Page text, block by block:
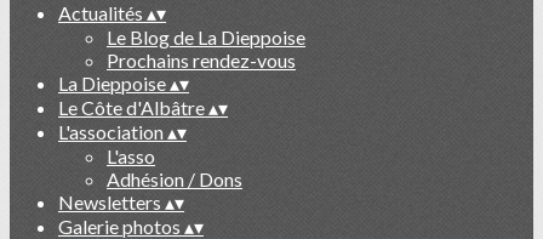
Actualités ▴▾
Le Blog de La Dieppoise
Prochains rendez-vous
La Dieppoise▴▾
Le Côte d'Albâtre▴▾
L'association▴▾
L'asso
Adhésion / Dons
Newsletters ▴▾
Galerie photos ▴▾